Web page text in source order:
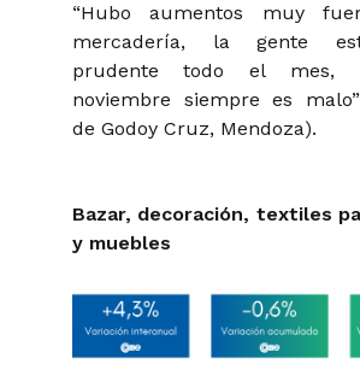
“Hubo aumentos muy
mercadería, la gente
prudente todo el mes,
noviembre siempre es
de Godoy Cruz, Mendoza).
Bazar, decoración, textiles
y muebles